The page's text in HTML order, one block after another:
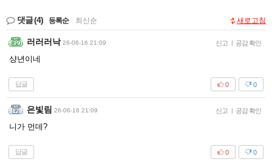
댓글(4) 등록순 최신순 새로고침
러러러낙 26-06-16 21:09 신고 | 공감 확인
샹년이네
답글 0
0
은빛림 26-06-16 21:09 신고 | 공감 확인
니가 먼데?
답글 0
0